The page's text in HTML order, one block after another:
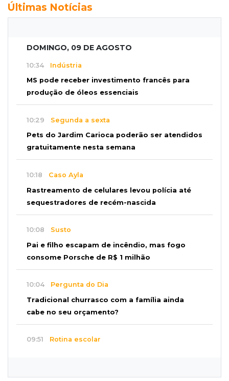
Últimas Notícias
DOMINGO, 09 DE AGOSTO
10:34 Indústria
MS pode receber investimento francês para
produção de óleos essenciais
10:29 Segunda a sexta
Pets do Jardim Carioca poderão ser atendidos
gratuitamente nesta semana
10:18 Caso Ayla
Rastreamento de celulares levou polícia até
sequestradores de recém-nascida
10:08 Susto
Pai e filho escapam de incêndio, mas fogo
consome Porsche de R$ 1 milhão
10:04 Pergunta do Dia
Tradicional churrasco com a família ainda
cabe no seu orçamento?
09:51 Rotina escolar